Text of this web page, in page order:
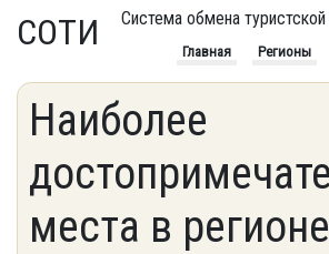
СОТИ Система обмена
Главная Регионы
Наиболее
места в регионе